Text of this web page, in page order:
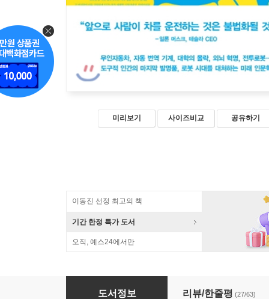
미리보기 사이즈비교 공유하기
이동진 선정 최고의 책
기간 한정 특가 도서
오직, 예스24에서만
로봇 시대, 인간의 일
도서정보 리뷰/한줄평 (27/63)